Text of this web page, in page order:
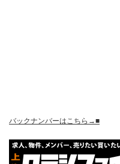
バックナンバーはこちら→■